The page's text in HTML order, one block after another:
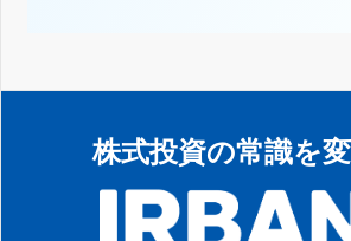
株式投資の常識を変